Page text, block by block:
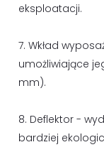
eksploatacji.
7. Wkład
umożliwiające
mm).
8. Deflektor -
bardziej